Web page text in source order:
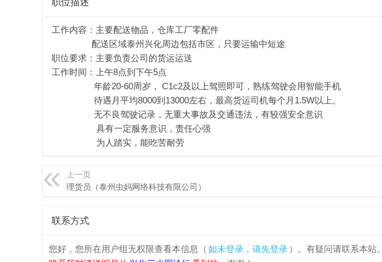
水
职位描述
工作内容：主要配送物品，仓库工厂零配件
配送区域泰州兴化周边包括市区，只要运输中短途
职位要求：主要负责公司的货运运送
工作时间：上午8点到下午5点
年龄20-60周岁， C1c2及以上驾照即可，熟练驾驶会用智能手机
待遇月平均8000到13000左右，最高货运司机每个月1.5W以上。
无不良驾驶记录，无重大事故及交通违法，有较强安全意识
具有一定服务意识，责任心强
为人踏实，能吃苦耐劳
上一页
理货员（泰州虫妈网络科技有限公司）
联系方式
您好，您所在用户组无权限查看本信息（ 如未登录，请先登录 ）。有疑问请联系本站。